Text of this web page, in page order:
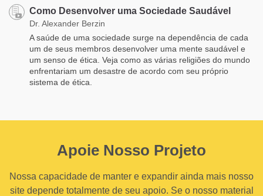
Como Desenvolver uma Sociedade Saudável
Dr. Alexander Berzin
A saúde de uma sociedade surge na dependência de cada
um de seus membros desenvolver uma mente saudável e
um senso de ética. Veja como as várias religiões do mundo
enfrentariam um desastre de acordo com seu próprio
sistema de ética.
Apoie Nosso Projeto
Nossa capacidade de manter e expandir ainda mais nosso
site depende totalmente de seu apoio. Se o nosso material